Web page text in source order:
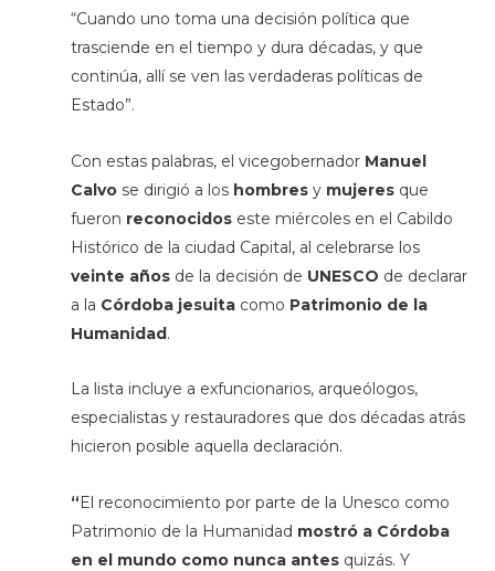
“Cuando uno toma una decisión política que
trasciende en el tiempo y dura décadas, y que
continúa, allí se ven las verdaderas políticas de
Estado”.
Con estas palabras, el vicegobernador Manuel
Calvo se dirigió a los hombres y mujeres que
fueron reconocidos este miércoles en el Cabildo
Histórico de la ciudad Capital, al celebrarse los
veinte años de la decisión de UNESCO de declarar
a la Córdoba jesuita como Patrimonio de la
Humanidad.
La lista incluye a exfuncionarios, arqueólogos,
especialistas y restauradores que dos décadas atrás
hicieron posible aquella declaración.
“El reconocimiento por parte de la Unesco como
Patrimonio de la Humanidad mostró a Córdoba
en el mundo como nunca antes quizás. Y